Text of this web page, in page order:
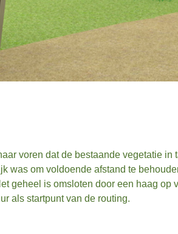
voren dat de bestaande vegetatie
was om voldoende afstand te
geheel is omsloten door een haag
als startpunt van de routing.